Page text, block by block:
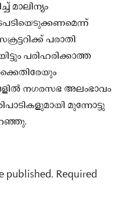
മാലിന്യം
പരാതി
പരിഹരിക്കാത്ത
നഗരസഭ അലംഭാവം
മുന്നോട്ടു
published. Required